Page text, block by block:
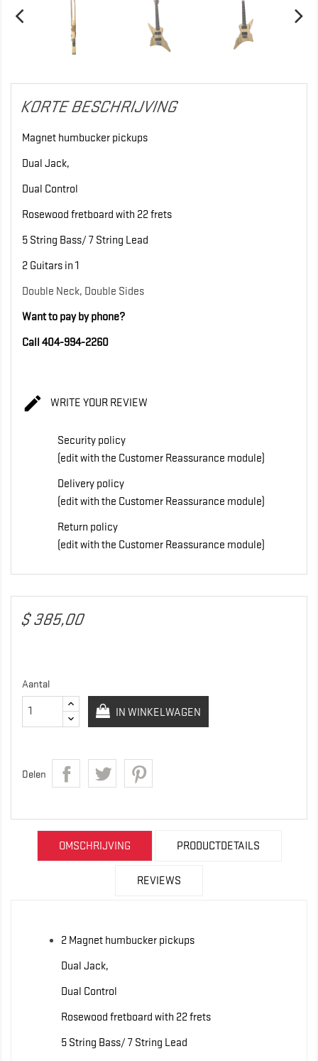
KORTE BESCHRIJVING
Magnet humbucker pickups
Dual Jack,
Dual Control
Rosewood fretboard with 22 frets
5 String Bass/ 7 String Lead
2 Guitars in 1
Double Neck, Double Sides
Want to pay by phone?
Call 404-994-2260
 WRITE YOUR REVIEW
Security policy
(edit with the Customer Reassurance module)
Delivery policy
(edit with the Customer Reassurance module)
Return policy
(edit with the Customer Reassurance module)
$ 385,00
Aantal
IN WINKELWAGEN
Delen
OMSCHRIJVING PRODUCTDETAILS
REVIEWS
2 Magnet humbucker pickups
Dual Jack,
Dual Control
Rosewood fretboard with 22 frets
5 String Bass/ 7 String Lead